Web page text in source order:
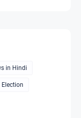
in Hindi
Election